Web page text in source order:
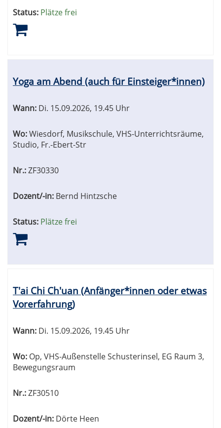
Status: Plätze frei
Yoga am Abend (auch für Einsteiger*innen)
Wann: Di. 15.09.2026, 19.45 Uhr
Wo:Wiesdorf, Musikschule, VHS-Unterrichtsräume,
Studio, Fr.-Ebert-Str
Nr.:ZF30330
Dozent/-in: Bernd Hintzsche
Status: Plätze frei
T'ai Chi Ch'uan (Anfänger*innen oder etwas
Vorerfahrung)
Wann: Di. 15.09.2026, 19.45 Uhr
Wo: Op, VHS-Außenstelle Schusterinsel, EG Raum 3,
Bewegungsraum
Nr.:ZF30510
Dozent/-in: Dörte Heen